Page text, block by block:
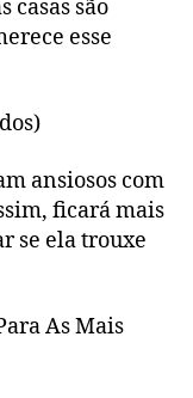
casas são
esse
ansiosos com
ficará mais
se ela trouxe
As Mais